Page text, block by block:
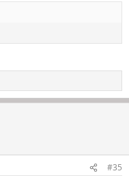
#35